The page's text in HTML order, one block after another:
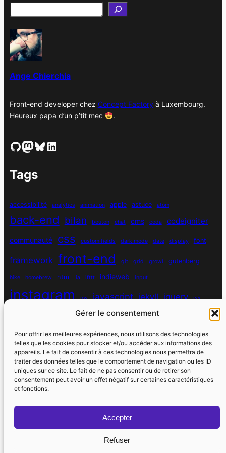
Gérer le consentement
Pour offrir les meilleures expériences, nous utilisons des technologies
telles que les cookies pour stocker et/ou accéder aux informations des
appareils. Le fait de consentir à ces technologies nous permettra de
traiter des données telles que le comportement de navigation ou les ID
uniques sur ce site. Le fait de ne pas consentir ou de retirer son
consentement peut avoir un effet négatif sur certaines caractéristiques
et fonctions.
Accepter
Refuser
e
s
Ange Chierchia
Front-end developer chez Concept Factoryà Luxembourg.
Heureux papa d’un p’tit mec
.
GitHub Mastodon Bluesky LinkedIn
Tags
accessibilité analytics animation apple astuce atom
back-end bilan bouton chat cms coda codeigniter
communauté css custom fields dark mode date display font
framework front-end git grid growl gutenberg
hike homebrew html ia ifttt indieweb input
instagram ios javascript jekyll jquery jsx
masonry media queries mysql navigation
personnel php pixel plugin print
programmation objet python quotes react regex responsive run
réseaux sociaux
sport spotify spécificité static site generator steve jobs
strava utile
watchos wdapéro